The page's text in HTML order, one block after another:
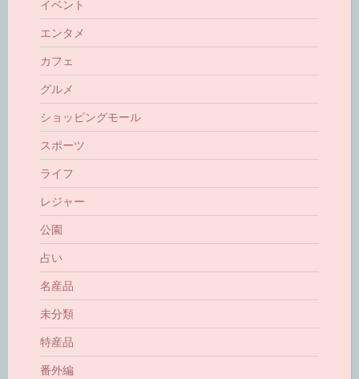
イベント
エンタメ
カフェ
グルメ
ショッピングモール
スポーツ
ライフ
レジャー
公園
占い
名産品
未分類
特産品
番外編